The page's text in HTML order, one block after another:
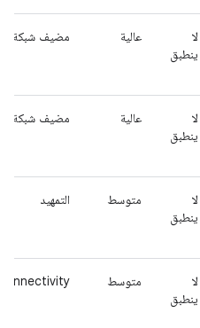
لا
ينطبق
عالية مضيف شبكة WLAN
لا
ينطبق
عالية مضيف شبكة WLAN
لا
ينطبق
متوسط التمهيد
لا
ينطبق
متوسط